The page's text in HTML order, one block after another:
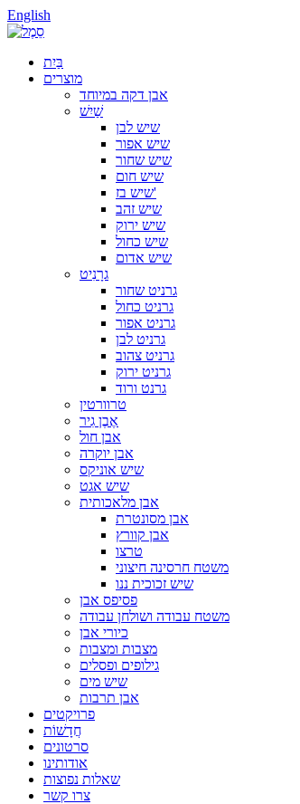
English
בַּיִת
מוצרים
אבן דקה במיוחד
שַׁיִשׁ
שיש לבן
שיש אפור
שיש שחור
שיש חום
שיש בז'
שיש זהב
שיש ירוק
שיש כחול
שיש אדום
גרָנִיט
גרניט שחור
גרניט כחול
גרניט אפור
גרניט לבן
גרניט צהוב
גרניט ירוק
גרנט ורוד
טרוורטין
אֶבֶן גִיר
אבן חול
אבן יוקרה
שיש אוניקס
שיש אגט
אבן מלאכותית
אבן מסונטרת
אבן קוורץ
טרצו
משטח חרסינה חיצוני
שיש זכוכית ננו
פסיפס אבן
משטח עבודה ושולחן עבודה
כיורי אבן
מצבות ומצבות
גילופים ופסלים
שיש מים
אבן תרבות
פרויקטים
חֲדָשׁוֹת
סרטונים
אודותינו
שאלות נפוצות
צרו קשר